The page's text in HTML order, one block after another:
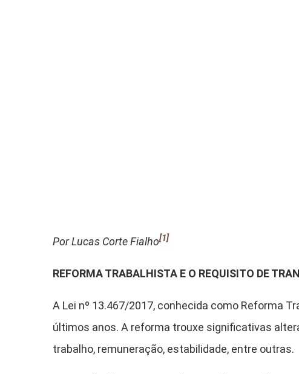
Por Lucas Corte Fialho[1]
REFORMA TRABALHISTA E O REQUISITO DE
A Lei nº 13.467/2017, conhecida como Reforma
últimos anos. A reforma trouxe significativas
trabalho, remuneração, estabilidade, entre outras.